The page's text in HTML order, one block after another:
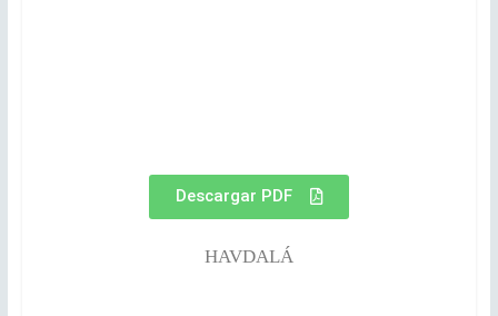
Descargar PDF
HAVDALÁ